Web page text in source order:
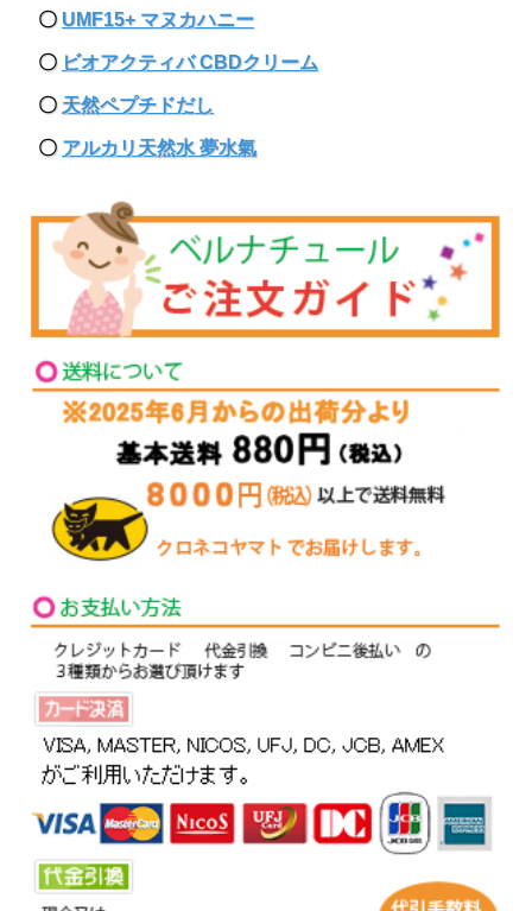
〇 UMF15+ マヌカハニー
〇 ビオアクティバ CBDクリーム
〇 天然ペプチドだし
〇 アルカリ天然水 夢水氣